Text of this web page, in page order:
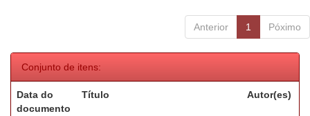
Anterior 1 Póximo
Conjunto de itens:
Data do
documento
Título Autor(es)